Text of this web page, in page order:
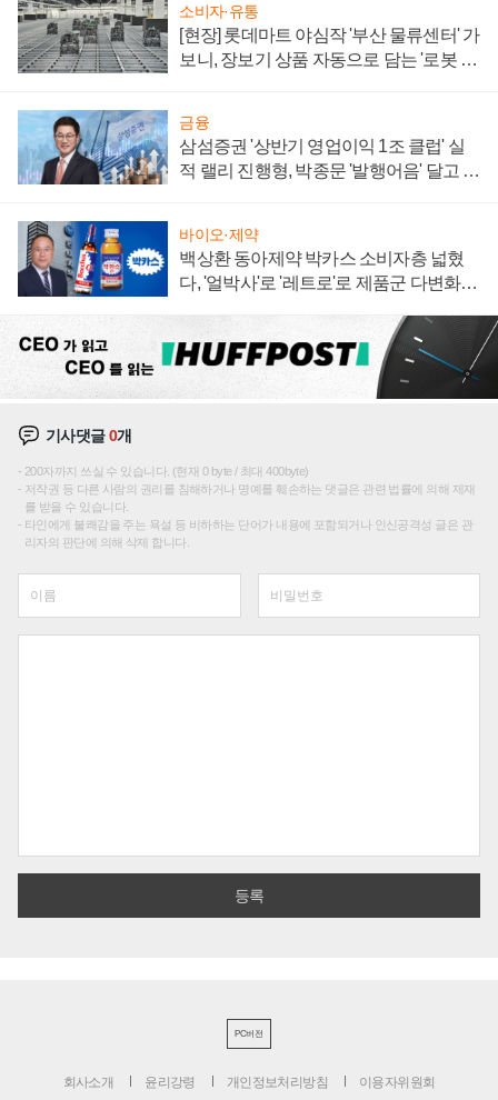
소비자·유통
[현장] 롯데마트 야심작 '부산 물류센터' 가
보니, 장보기 상품 자동으로 담는 '로봇 40
금융
삼섬증권 '상반기 영업이익 1조 클럽' 실
적 랠리 진행형, 박종문 '발행어음' 달고 연
바이오·제약
백상환 동아제약 박카스 소비자층 넓혔
다, '얼박사'로 '레트로'로 제품군 다변화
기사댓글0개
200자까지 쓰실 수 있습니다. (현재 0 byte / 최대 400byte)
저작권 등 다른 사람의 권리를 침해하거나 명예를 훼손하는 댓글은 관련 법률에 의해 제재
를 받을 수 있습니다.
타인에게 불쾌감을 주는 욕설 등 비하하는 단어가 내용에 포함되거나 인신공격성 글은 관
리자의 판단에 의해 삭제 합니다.
PC버전
회사소개 윤리강령 개인정보처리방침 이용자위원회